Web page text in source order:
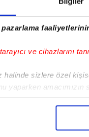
ve cihazlarını
halinde sizlere özel
yaparken
elimizden gelen